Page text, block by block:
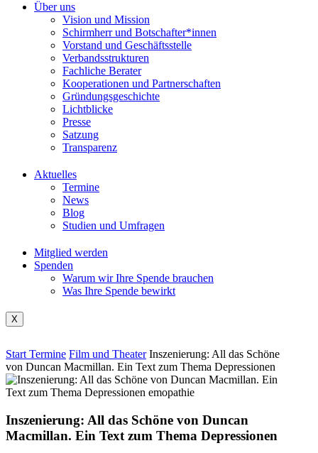
Über uns
Vision und Mission
Schirmherr und Botschafter*innen
Vorstand und Geschäftsstelle
Verbandsstrukturen
Fachliche Berater
Kooperationen und Partnerschaften
Gründungsgeschichte
Lichtblicke
Presse
Satzung
Transparenz
Aktuelles
Termine
News
Blog
Studien und Umfragen
Mitglied werden
Spenden
Warum wir Ihre Spende brauchen
Was Ihre Spende bewirkt
X
Start Termine Film und Theater Inszenierung: All das Schöne
von Duncan Macmillan. Ein Text zum Thema Depressionen
Inszenierung: All das Schöne von Duncan
Macmillan. Ein Text zum Thema Depressionen